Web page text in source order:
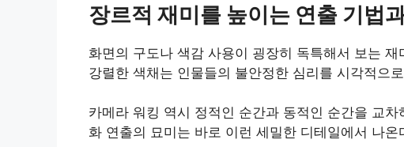
장르적 재미를 높이는 연출 기법
화면의 구도나 색감 사용이 굉장히 독특해서 보는
강렬한 색채는 인물들의 불안정한 심리를 시각적으
카메라 워킹 역시 정적인 순간과 동적인 순간을 교
화 연출의 묘미는 바로 이런 세밀한 디테일에서 나온